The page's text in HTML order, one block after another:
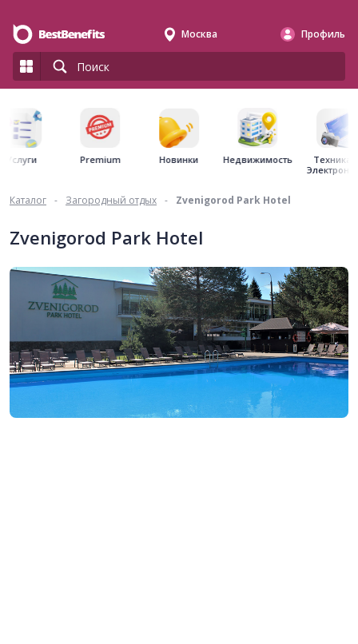
Москва Профиль
Услуги Premium Новинки Недвижимость
Техника
Каталог - Загородный отдых - Zvenigorod Park Hotel
Zvenigorod Park Hotel